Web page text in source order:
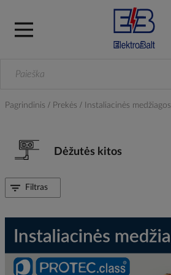
Pagrindinis Prekės Instaliacinės medžiagos
Dėžutės kitos
Filtras